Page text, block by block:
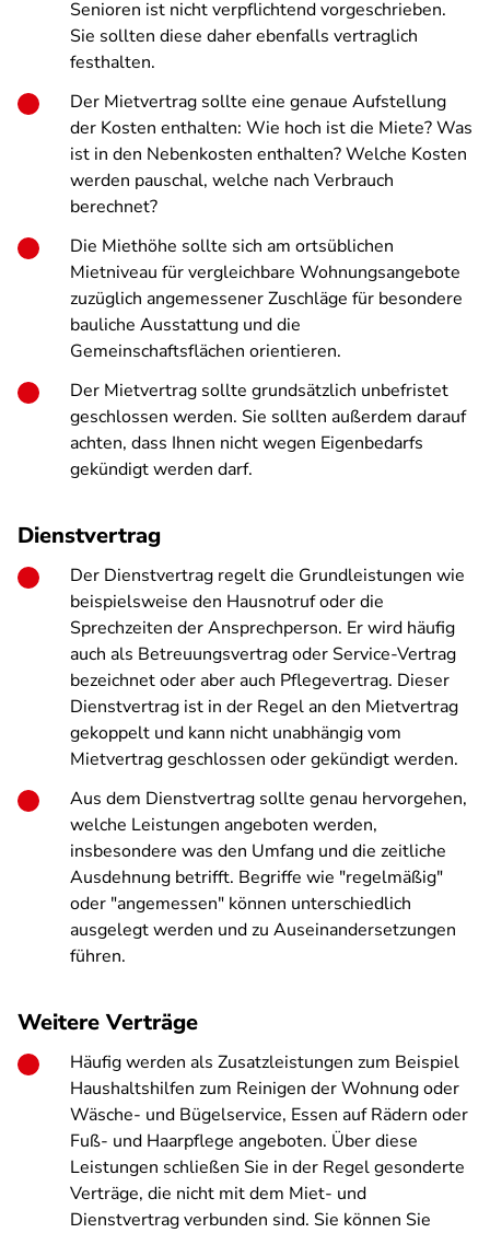
Senioren ist nicht verpflichtend vorgeschrieben.
Sie sollten diese daher ebenfalls vertraglich
festhalten.
Der Mietvertrag sollte eine genaue Aufstellung
der Kosten enthalten: Wie hoch ist die Miete? Was
ist in den Nebenkosten enthalten? Welche Kosten
werden pauschal, welche nach Verbrauch
berechnet?
Die Miethöhe sollte sich am ortsüblichen
Mietniveau für vergleichbare Wohnungsangebote
zuzüglich angemessener Zuschläge für besondere
bauliche Ausstattung und die
Gemeinschaftsflächen orientieren.
Der Mietvertrag sollte grundsätzlich unbefristet
geschlossen werden. Sie sollten außerdem darauf
achten, dass Ihnen nicht wegen Eigenbedarfs
gekündigt werden darf.
Dienstvertrag
Der Dienstvertrag regelt die Grundleistungen wie
beispielsweise den Hausnotruf oder die
Sprechzeiten der Ansprechperson. Er wird häufig
auch als Betreuungsvertrag oder Service-Vertrag
bezeichnet oder aber auch Pflegevertrag. Dieser
Dienstvertrag ist in der Regel an den Mietvertrag
gekoppelt und kann nicht unabhängig vom
Mietvertrag geschlossen oder gekündigt werden.
Aus dem Dienstvertrag sollte genau hervorgehen,
welche Leistungen angeboten werden,
insbesondere was den Umfang und die zeitliche
Ausdehnung betrifft. Begriffe wie "regelmäßig"
oder "angemessen" können unterschiedlich
ausgelegt werden und zu Auseinandersetzungen
führen.
Weitere Verträge
Häufig werden als Zusatzleistungen zum Beispiel
Haushaltshilfen zum Reinigen der Wohnung oder
Wäsche- und Bügelservice, Essen auf Rädern oder
Fuß- und Haarpflege angeboten. Über diese
Leistungen schließen Sie in der Regel gesonderte
Verträge, die nicht mit dem Miet- und
Dienstvertrag verbunden sind. Sie können Sie